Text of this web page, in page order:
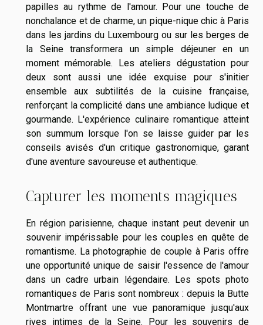
papilles au rythme de l'amour. Pour une touche de
nonchalance et de charme, un pique-nique chic à Paris
dans les jardins du Luxembourg ou sur les berges de
la Seine transformera un simple déjeuner en un
moment mémorable. Les ateliers dégustation pour
deux sont aussi une idée exquise pour s'initier
ensemble aux subtilités de la cuisine française,
renforçant la complicité dans une ambiance ludique et
gourmande. L'expérience culinaire romantique atteint
son summum lorsque l'on se laisse guider par les
conseils avisés d'un critique gastronomique, garant
d'une aventure savoureuse et authentique.
Capturer les moments magiques
En région parisienne, chaque instant peut devenir un
souvenir impérissable pour les couples en quête de
romantisme. La photographie de couple à Paris offre
une opportunité unique de saisir l'essence de l'amour
dans un cadre urbain légendaire. Les spots photo
romantiques de Paris sont nombreux : depuis la Butte
Montmartre offrant une vue panoramique jusqu'aux
rives intimes de la Seine. Pour les souvenirs de